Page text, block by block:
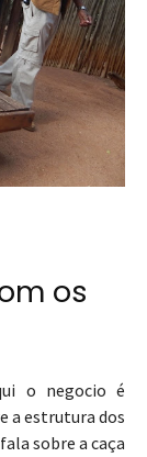
os
o negocio é
a estrutura dos
sobre a caça